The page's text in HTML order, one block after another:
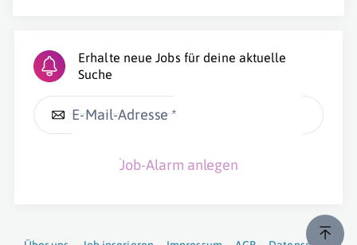
Erhalte neue Jobs für deine aktuelle
Suche
E-Mail-Adresse *
Job-Alarm anlegen